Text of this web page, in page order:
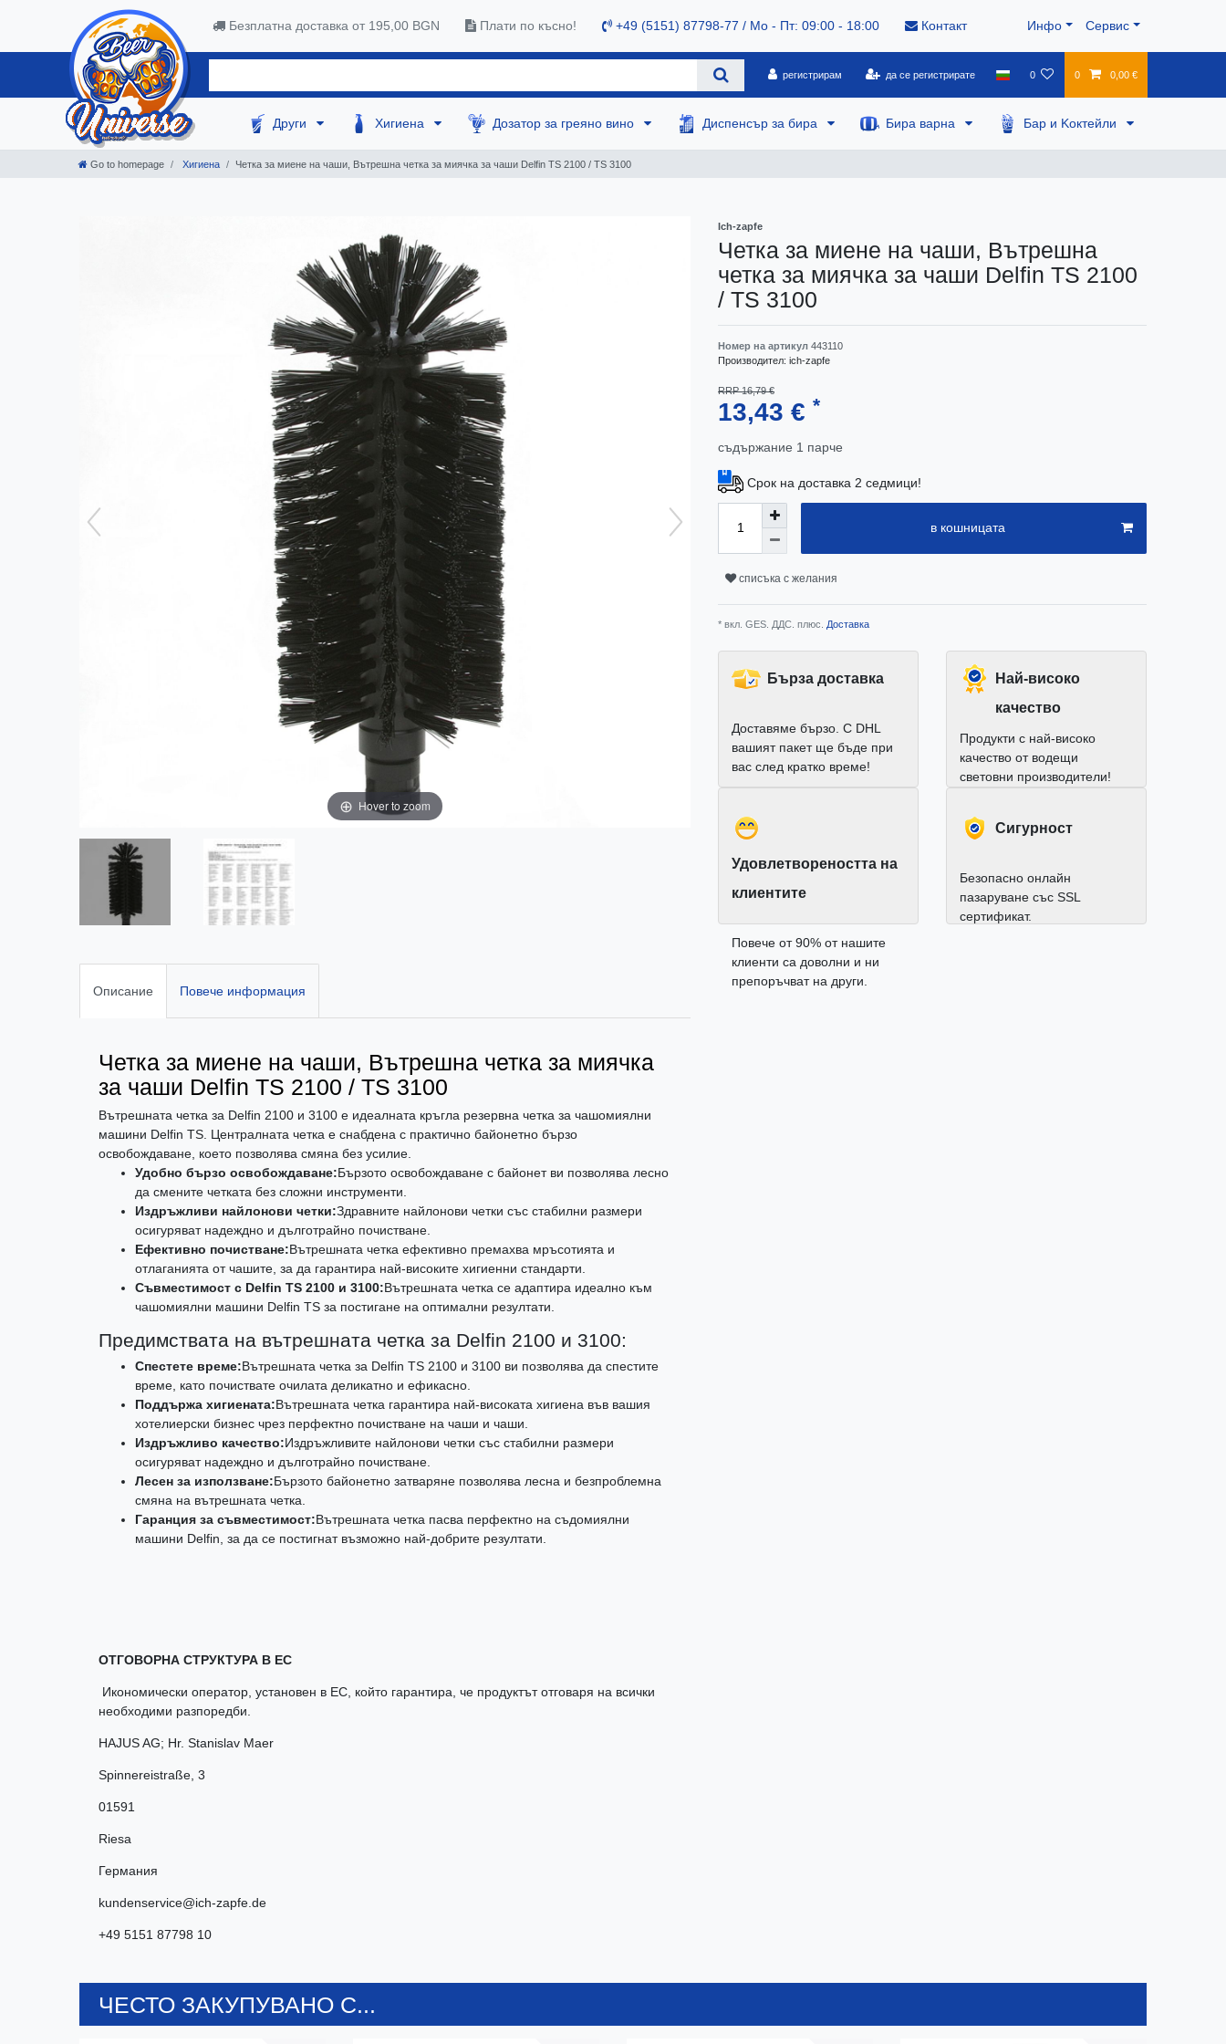
Безплатна доставка от 195,00 BGN Плати по късно! +49 (5151) 87798-77 / Mo - Пт: 09:00 - 18:00 Контакт Инфо Сервис
регистрирам да се регистрирате 0 0 0,00 €
Други Хигиена Дозатор за греяно вино Диспенсър за бира Бира варна Бар и Kоктейли
Go to homepage Хигиена Четка за миене на чаши, Вътрешна четка за миячка за чаши Delfin TS 2100 / TS 3100
Hover to zoom
Описание Повече информация
Четка за миене на чаши, Вътрешна четка за миячка
за чаши Delfin TS 2100 / TS 3100
Вътрешната четка за Delfin 2100 и 3100 е идеалната кръгла резервна четка за чашомиялни
машини Delfin TS. Централната четка е снабдена с практично байонетно бързо
освобождаване, което позволява смяна без усилие.
Удобно бързо освобождаване:Бързото освобождаване с байонет ви позволява лесно
да смените четката без сложни инструменти.
Издръжливи найлонови четки:Здравните найлонови четки със стабилни размери
осигуряват надеждно и дълготрайно почистване.
Ефективно почистване:Вътрешната четка ефективно премахва мръсотията и
отлаганията от чашите, за да гарантира най-високите хигиенни стандарти.
Съвместимост с Delfin TS 2100 и 3100:Вътрешната четка се адаптира идеално към
чашомиялни машини Delfin TS за постигане на оптимални резултати.
Предимствата на вътрешната четка за Delfin 2100 и 3100:
Спестете време:Вътрешната четка за Delfin TS 2100 и 3100 ви позволява да спестите
време, като почиствате очилата деликатно и ефикасно.
Поддържа хигиената:Вътрешната четка гарантира най-високата хигиена във вашия
хотелиерски бизнес чрез перфектно почистване на чаши и чаши.
Издръжливо качество:Издръжливите найлонови четки със стабилни размери
осигуряват надеждно и дълготрайно почистване.
Лесен за използване:Бързото байонетно затваряне позволява лесна и безпроблемна
смяна на вътрешната четка.
Гаранция за съвместимост:Вътрешната четка пасва перфектно на съдомиялни
машини Delfin, за да се постигнат възможно най-добрите резултати.
ОТГОВОРНА СТРУКТУРА В ЕС
Икономически оператор, установен в ЕС, който гарантира, че продуктът отговаря на всички
необходими разпоредби.
HAJUS AG; Hr. Stanislav Maer
Spinnereistraße 3
01591
Riesa
Германия
kundenservice@ich-zapfe.de
+49 5151 87798 10
Ich-zapfe
Четка за миене на чаши, Вътрешна
четка за миячка за чаши Delfin TS 2100
/ TS 3100
Номер на артикул 443110
Производител: ich-zapfe
RRP 16,79 €
13,43 € *
съдържание 1 парче
Срок на доставка 2 седмици!
в кошницата
списъка с желания
* вкл. GES. ДДС. плюс. Доставка
Бърза доставка
Доставяме бързо. С DHL
вашият пакет ще бъде при
вас след кратко време!
Най-високо
качество
Продукти с най-високо
качество от водещи
световни производители!
Удовлетвореността на
клиентите
Повече от 90% от нашите
клиенти са доволни и ни
препоръчват на други.
Cигурност
Безопасно онлайн
пазаруване със SSL
сертификат.
ЧЕСТО ЗАКУПУВАНО С...